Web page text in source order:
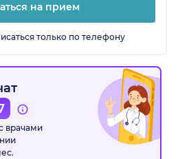
на прием
только по телефону
врачами